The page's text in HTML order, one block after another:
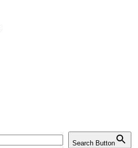
Search Button